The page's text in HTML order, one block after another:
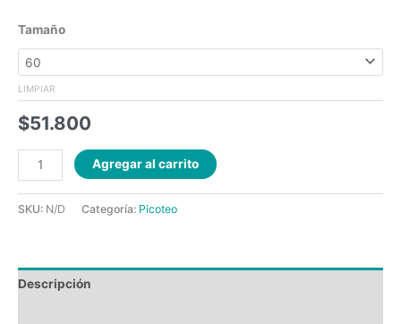
Tamaño
LIMPIAR
$51.800
Agregar al carrito
SKU: N/D Categoría: Picoteo
Descripción